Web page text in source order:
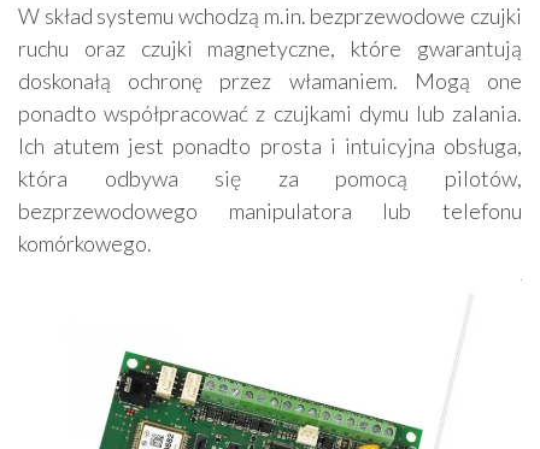
W skład systemu wchodzą m.in. bezprzewodowe czujki
ruchu oraz czujki magnetyczne, które gwarantują
doskonałą ochronę przez włamaniem. Mogą one
ponadto współpracować z czujkami dymu lub zalania.
Ich atutem jest ponadto prosta i intuicyjna obsługa,
która odbywa się za pomocą pilotów,
bezprzewodowego manipulatora lub telefonu
komórkowego.